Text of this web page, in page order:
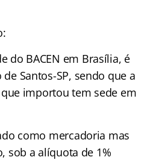
do BACEN em Brasília, é
Santos-SP, sendo que a
importou tem sede em
como mercadoria mas
sob a alíquota de 1%